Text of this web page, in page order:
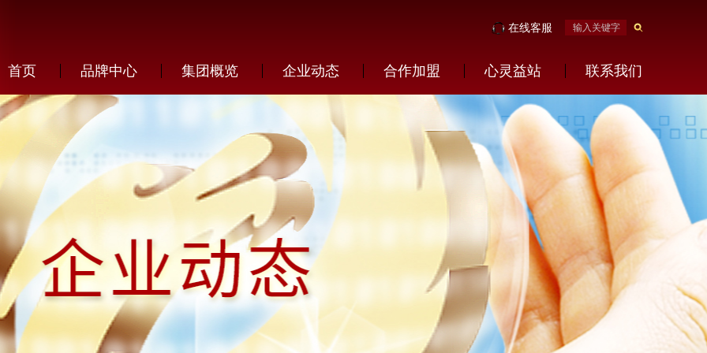
在线客服
首页 品牌中心
芙尔蔓
集团概览
发展历程 企业文化 社会公益
企业动态
企业新闻 人才招聘
合作加盟
加盟优势 在线申请
心灵益站 联系我们